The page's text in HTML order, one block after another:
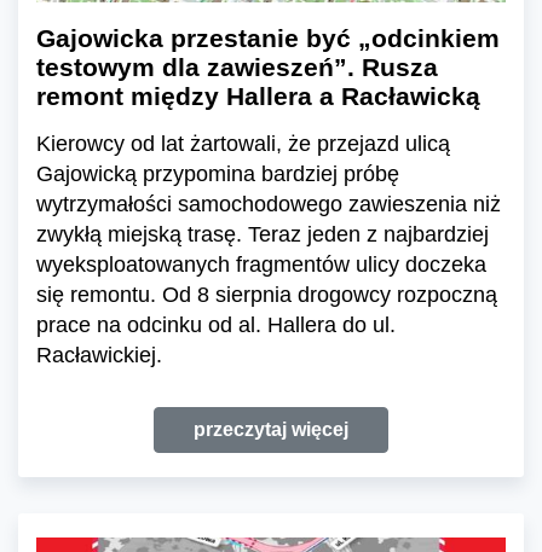
Gajowicka przestanie być „odcinkiem
testowym dla zawieszeń”. Rusza
remont między Hallera a Racławicką
Kierowcy od lat żartowali, że przejazd ulicą
Gajowicką przypomina bardziej próbę
wytrzymałości samochodowego zawieszenia niż
zwykłą miejską trasę. Teraz jeden z najbardziej
wyeksploatowanych fragmentów ulicy doczeka
się remontu. Od 8 sierpnia drogowcy rozpoczną
prace na odcinku od al. Hallera do ul.
Racławickiej.
przeczytaj więcej